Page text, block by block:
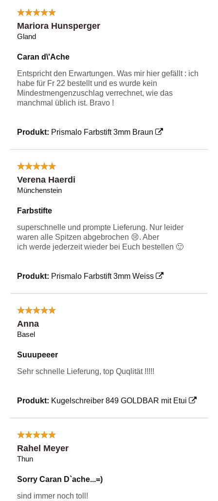
Mariora Hunsperger
Gland
Caran d\'Ache
Entspricht den Erwartungen. Was mir hier gefällt : ich
habe für Fr 22 bestellt und es wurde kein
Mindestmengenzuschlag verrechnet, wie das
manchmal üblich ist. Bravo !
Produkt: Prismalo Farbstift 3mm Braun
Verena Haerdi
Münchenstein
Farbstifte
superschnelle und prompte Lieferung. Nur leider
waren alle Spitzen abgebrochen 😢. Aber
ich werde jederzeit wieder bei Euch bestellen 🙂
Produkt: Prismalo Farbstift 3mm Weiss
Anna
Basel
Suuupeeer
Sehr schnelle Lieferung, top Quqlität !!!!!
Produkt: Kugelschreiber 849 GOLDBAR mit Etui
Rahel Meyer
Thun
Sorry Caran D`ache...=)
sind immer noch toll!